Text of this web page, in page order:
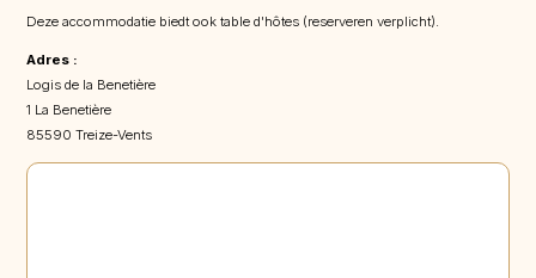
Deze accommodatie biedt ook table d'hôtes (reserveren verplicht).
Adres :
Logis de la Benetière
1 La Benetière
85590 Treize-Vents